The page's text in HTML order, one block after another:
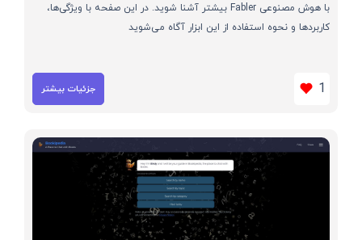
با هوش مصنوعی Fabler بیشتر آشنا شوید. در این صفحه با ویژگی‌ها،
کاربردها و نحوه استفاده از این ابزار آگاه می‌شوید
1 جزئیات بیشتر